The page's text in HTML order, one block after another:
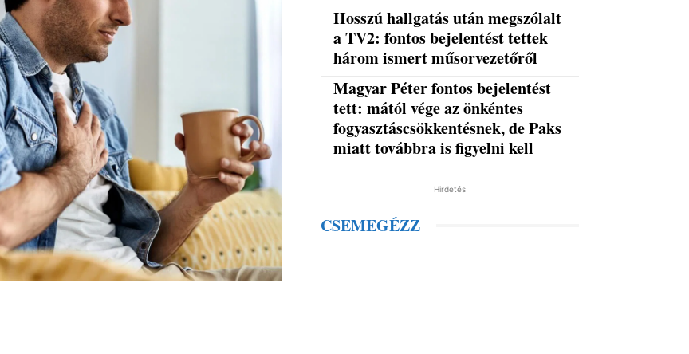
Hosszú hallgatás után megszólalt
a TV2: fontos bejelentést tettek
három ismert műsorvezetőről
Magyar Péter fontos bejelentést
tett: mától vége az önkéntes
fogyasztáscsökkentésnek, de Paks
miatt továbbra is figyelni kell
Hirdetés
CSEMEGÉZZ